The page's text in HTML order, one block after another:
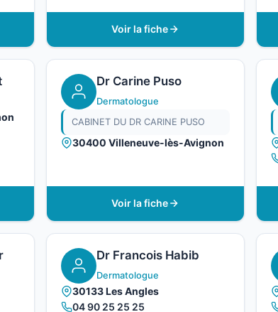
Voir la fiche
Dr Carine Puso
Dermatologue
CABINET DU DR CARINE PUSO
30400 Villeneuve-lès-Avignon
Voir la fiche
Dr Francois Habib
Dermatologue
30133 Les Angles
04 90 25 25 25